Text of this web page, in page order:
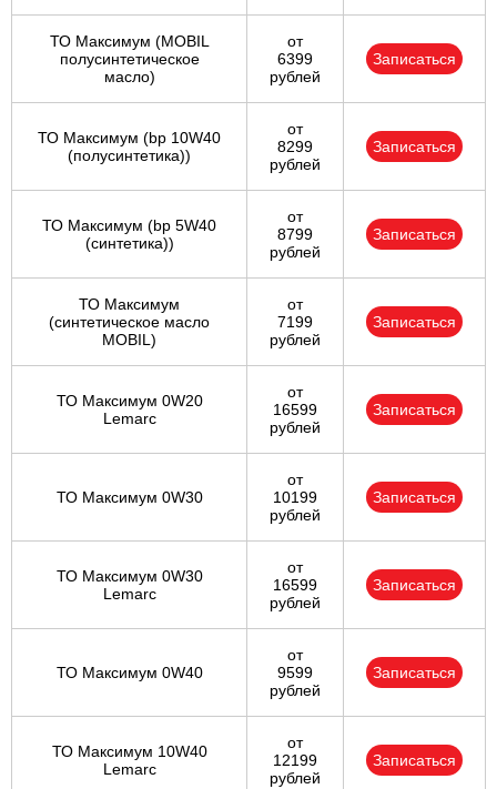
ТО Максимум (MOBIL
полуcинтетическое
масло)
от
6399
рублей
Записаться
ТО Максимум (bp 10W40
(полусинтетика))
от
8299
рублей
Записаться
ТО Максимум (bp 5W40
(синтетика))
от
8799
рублей
Записаться
ТО Максимум
(cинтетическое масло
MOBIL)
от
7199
рублей
Записаться
ТО Максимум 0W20
Lemarc
от
16599
рублей
Записаться
ТО Максимум 0W30
от
10199
рублей
Записаться
ТО Максимум 0W30
Lemarc
от
16599
рублей
Записаться
ТО Максимум 0W40
от
9599
рублей
Записаться
ТО Максимум 10W40
Lemarc
от
12199
рублей
Записаться